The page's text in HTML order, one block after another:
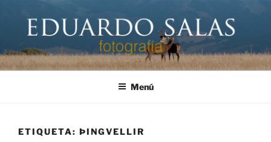
contenido
EDUARDO SALAS FOTÓGRAFO
Página personal del fotógrafo Eduardo Salas
Menú
ETIQUETA: ÞINGVELLIR